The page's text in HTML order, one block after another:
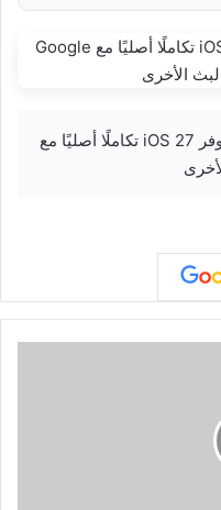
beiruttime-lb.com — يمكن أن يوفر iOS 27 تكاملًا أصليًا مع